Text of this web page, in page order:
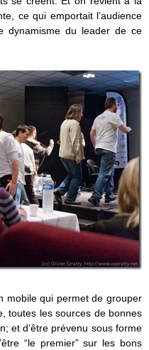
ce qui emportait l’audience
dynamisme du leader de ce
mobile qui permet de grouper
toutes les sources de bonnes
et d’être prévenu sous forme
“le premier” sur les bons